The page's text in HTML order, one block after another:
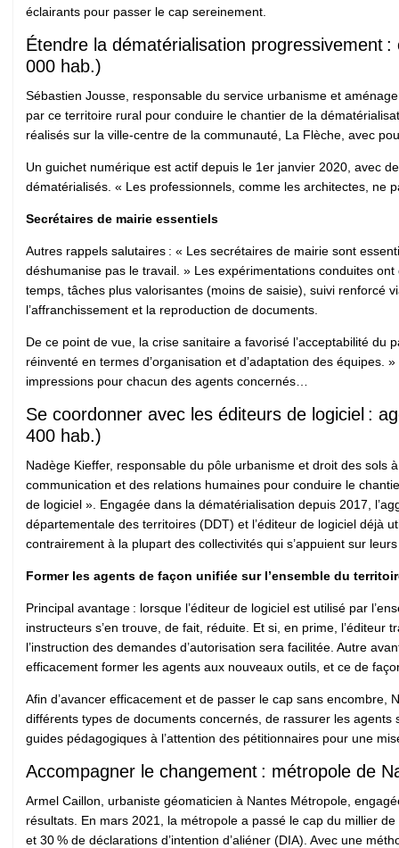
éclairants pour passer le cap sereinement.
Étendre la dématérialisation progressivement
000 hab.)
Sébastien Jousse, responsable du service urbanisme et
par ce territoire rural pour conduire le chantier de la
réalisés sur la ville-centre de la communauté, La Flèche, avec
Un guichet numérique est actif depuis le 1er janvier 2020, avec
dématérialisés. « Les professionnels, comme les architectes, ne
Secrétaires de mairie essentiels
Autres rappels salutaires : « Les secrétaires de mairie sont
déshumanise pas le travail. » Les expérimentations conduites
temps, tâches plus valorisantes (moins de saisie), suivi renforcé
l’affranchissement et la reproduction de documents.
De ce point de vue, la crise sanitaire a favorisé l’acceptabilité
réinventé en termes d’organisation et d’adaptation des
impressions pour chacun des agents concernés…
Se coordonner avec les éditeurs de logiciel :
400 hab.)
Nadège Kieffer, responsable du pôle urbanisme et droit des sols
communication et des relations humaines pour conduire le
de logiciel ». Engagée dans la dématérialisation depuis 2017,
départementale des territoires (DDT) et l’éditeur de logiciel déjà
contrairement à la plupart des collectivités qui s’appuient sur
Former les agents de façon unifiée sur l’ensemble du
Principal avantage : lorsque l’éditeur de logiciel est utilisé par
instructeurs s’en trouve, de fait, réduite. Et si, en prime,
l’instruction des demandes d’autorisation sera facilitée. Autre
efficacement former les agents aux nouveaux outils, et ce de
Afin d’avancer efficacement et de passer le cap sans
différents types de documents concernés, de rassurer les
guides pédagogiques à l’attention des pétitionnaires pour une
Accompagner le changement : métropole de
Armel Caillon, urbaniste géomaticien à Nantes Métropole,
résultats. En mars 2021, la métropole a passé le cap du millier
et 30 % de déclarations d’intention d’aliéner (DIA). Avec une